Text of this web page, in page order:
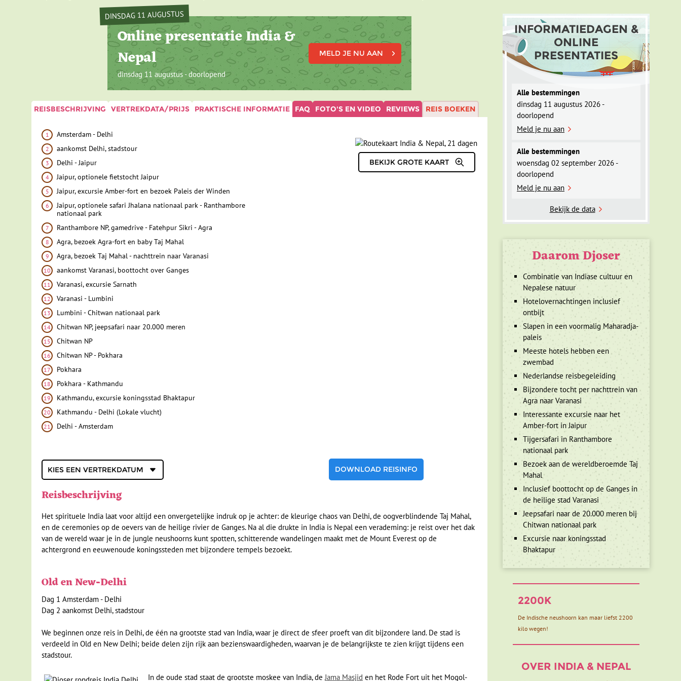
DINSDAG 11 AUGUSTUS
Online presentatie India &
Nepal
dinsdag 11 augustus - doorlopend
MELD JE NU AAN
REISBESCHRIJVING VERTREKDATA/PRIJS REVIEWS
PRAKTISCHE INFORMATIE FAQ FOTO'S EN VIDEO REIS BOEKEN
Amsterdam - Delhi
aankomst Delhi, stadstour
Delhi - Jaipur
Jaipur, optionele fietstocht Jaipur
Jaipur, excursie Amber-fort en bezoek Paleis der Winden
Jaipur, optionele safari Jhalana nationaal park - Ranthambore
nationaal park
Ranthambore NP, gamedrive - Fatehpur Sikri - Agra
Agra, bezoek Agra-fort en baby Taj Mahal
Agra, bezoek Taj Mahal - nachttrein naar Varanasi
aankomst Varanasi, boottocht over Ganges
Varanasi, excursie Sarnath
Varanasi - Lumbini
Lumbini - Chitwan nationaal park
Chitwan NP, jeepsafari naar 20.000 meren
Chitwan NP
Chitwan NP - Pokhara
Pokhara
Pokhara - Kathmandu
Kathmandu, excursie koningsstad Bhaktapur
Kathmandu - Delhi (Lokale vlucht)
Delhi - Amsterdam
vertrekdatum
DOWNLOAD REISINFO
Reisbeschrijving
Het spirituele India laat voor altijd een onvergetelijke indruk op je achter: de kleurige chaos van Delhi, de oogverblindende Taj Mahal,
en de ceremonies op de oevers van de heilige rivier de Ganges. Na al die drukte in India is Nepal een verademing: je reist over het dak
van de wereld waar je in de jungle neushoorns kunt spotten, schitterende wandelingen maakt met de Mount Everest op de
achtergrond en eeuwenoude koningssteden met bijzondere tempels bezoekt.
Old en New-Delhi
Dag 1 Amsterdam - Delhi
Dag 2 aankomst Delhi, stadstour
We beginnen onze reis in Delhi, de één na grootste stad van India, waar je direct de sfeer proeft van dit bijzondere land. De stad is
verdeeld in Old en New Delhi; beide delen zijn rijk aan bezienswaardigheden, waarvan je de belangrijkste te zien krijgt tijdens een
stadstour.
In de oude stad staat de grootste moskee van India, deJama Masjid en het Rode Fort uit het Mogol-
2200K
De Indische neushoorn kan maar liefst 2200
kilo wegen!
OVER INDIA & NEPAL
Daarom Djoser
Combinatie van Indiase cultuur en
Nepalese natuur
Hotelovernachtingen inclusief
ontbijt
Slapen in een voormalig Maharadja-
paleis
Meeste hotels hebben een
zwembad
Nederlandse reisbegeleiding
Bijzondere tocht per nachttrein van
Agra naar Varanasi
Interessante excursie naar het
Amber-fort in Jaipur
Tijgersafari in Ranthambore
nationaal park
Bezoek aan de wereldberoemde Taj
Mahal
Inclusief boottocht op de Ganges in
de heilige stad Varanasi
Jeepsafari naar de 20.000 meren bij
Chitwan nationaal park
Excursie naar koningsstad
Bhaktapur
INFORMATIEDAGEN &
ONLINE
PRESENTATIES
Alle bestemmingen
dinsdag 11 augustus 2026 -
doorlopend
Meld je nu aan
Alle bestemmingen
woensdag 02 september 2026 -
doorlopend
Meld je nu aan
Bekijk de data